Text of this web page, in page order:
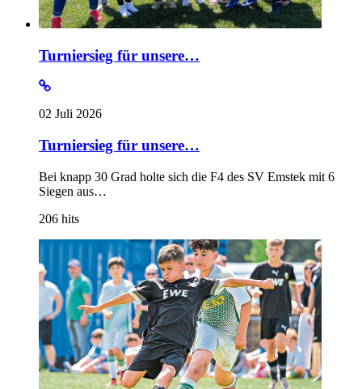
Turniersieg für unsere…
02 Juli 2026
Turniersieg für unsere…
Bei knapp 30 Grad holte sich die F4 des SV Emstek mit 6
Siegen aus…
206 hits